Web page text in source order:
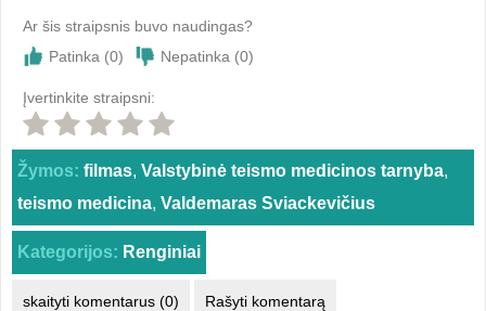
Ar šis straipsnis buvo naudingas?
Patinka (0) Nepatinka (0)
Įvertinkite straipsni:
Žymos: filmas, Valstybinė teismo medicinos tarnyba,
teismo medicina, Valdemaras Sviackevičius
Kategorijos: Renginiai
skaityti komentarus (0) Rašyti komentarą